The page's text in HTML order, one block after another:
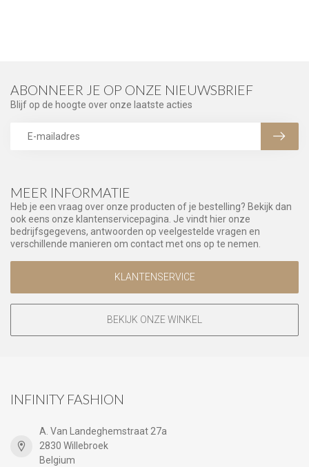
MEER INFORMATIE
Heb je een vraag over onze producten of je bestelling? Bekijk dan
ook eens onze klantenservicepagina. Je vindt hier onze
bedrijfsgegevens, antwoorden op veelgestelde vragen en
verschillende manieren om contact met ons op te nemen.
KLANTENSERVICE
BEKIJK ONZE WINKEL
ABONNEER JE OP ONZE NIEUWSBRIEF
Blijf op de hoogte over onze laatste acties
INFINITY FASHION
A. Van Landeghemstraat 27a
2830 Willebroek
Belgium